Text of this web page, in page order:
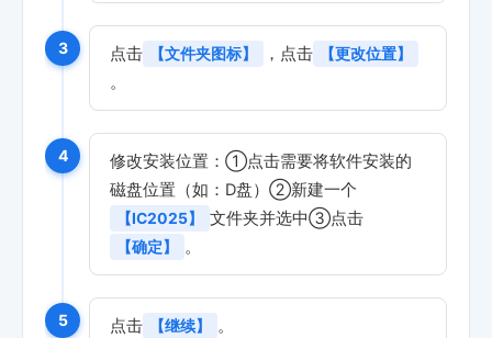
3 点击 【文件夹图标】 ，点击 【更改位置】
。
4
修改安装位置：①点击需要将软件安装的
磁盘位置（如：D盘）②新建一个
【IC2025】 文件夹并选中③点击
【确定】 。
5 点击 【继续】 。